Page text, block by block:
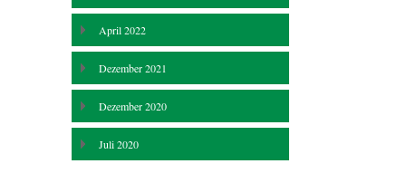
April 2022
Dezember 2021
Dezember 2020
Juli 2020